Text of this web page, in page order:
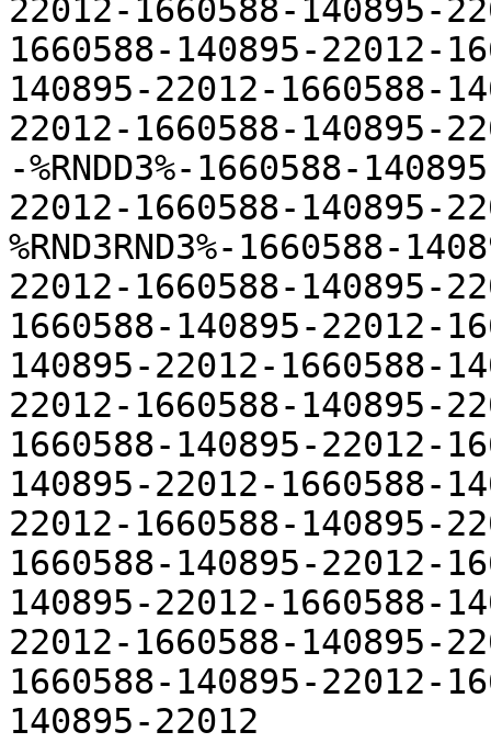
22012-1660588-140895-
1660588-140895-22012-
140895-22012-1660588-
22012-1660588-140895-
-%RNDD3%-1660588-
22012-1660588-140895-
%RND3RND3%-1660588-
22012-1660588-140895-
1660588-140895-22012-
140895-22012-1660588-
22012-1660588-140895-
1660588-140895-22012-
140895-22012-1660588-
22012-1660588-140895-
1660588-140895-22012-
140895-22012-1660588-
22012-1660588-140895-
1660588-140895-22012-
140895-22012